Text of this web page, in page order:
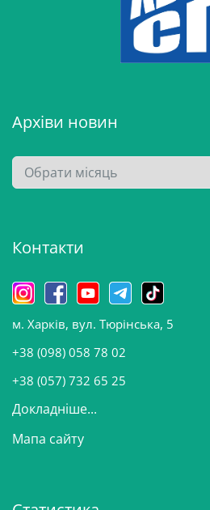
Архіви новин
А
р
в
н
о
в
и
Контакти
м. Харків, вул. Тюрінська, 5
+38 (098) 058 78 02
+38 (057) 732 65 25
Докладніше...
Мапа сайту